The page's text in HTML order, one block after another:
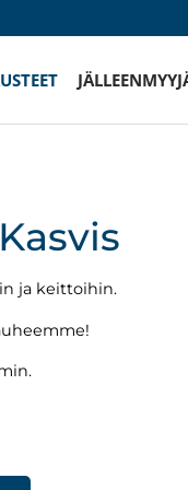
ja keittoihin.